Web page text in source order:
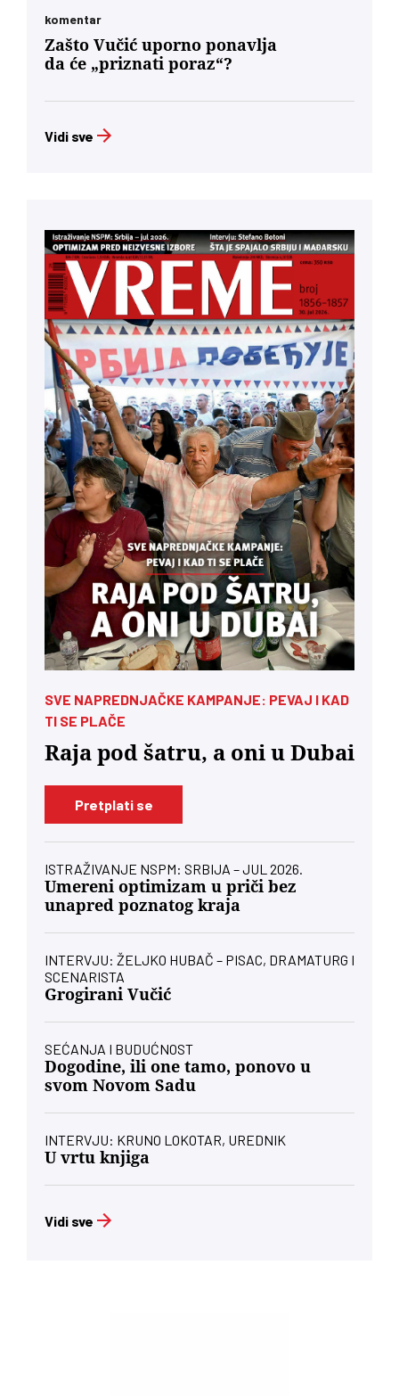
komentar
Zašto Vučić uporno ponavlja
da će „priznati poraz“?
Vidi sve
SVE NAPREDNJAČKE KAMPANJE: PEVAJ I KAD
TI SE PLAČE
Raja pod šatru, a oni u Dubai
Pretplati se
ISTRAŽIVANJE NSPM: SRBIJA – JUL 2026.
Umereni optimizam u priči bez
unapred poznatog kraja
INTERVJU: ŽELJKO HUBAČ – PISAC, DRAMATURG I
SCENARISTA
Grogirani Vučić
SEĆANJA I BUDUĆNOST
Dogodine, ili one tamo, ponovo u
svom Novom Sadu
INTERVJU: KRUNO LOKOTAR, UREDNIK
U vrtu knjiga
Vidi sve